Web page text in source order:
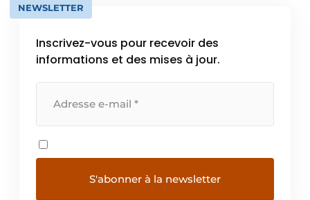
NEWSLETTER
Inscrivez-vous pour recevoir des
informations et des mises à jour.